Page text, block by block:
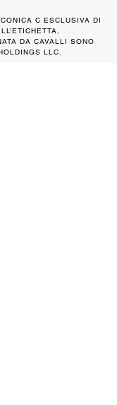
C ESCLUSIVA DI
DA CAVALLI SONO
LLC.